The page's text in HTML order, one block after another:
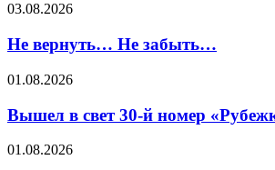
03.08.2026
Не вернуть… Не забыть…
01.08.2026
Вышел в свет 30-й номер
01.08.2026